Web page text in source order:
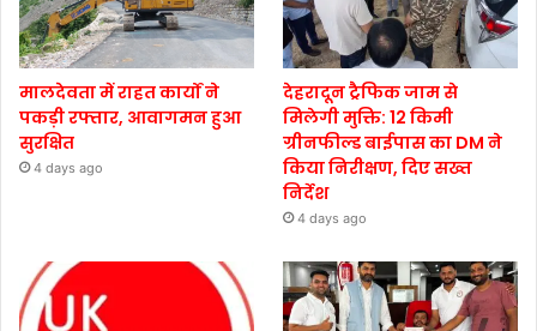
मालदेवता में राहत कार्यों ने
पकड़ी रफ्तार, आवागमन हुआ
सुरक्षित
4 days ago
देहरादून ट्रैफिक जाम से
मिलेगी मुक्ति: 12 किमी
ग्रीनफील्ड बाईपास का DM ने
किया निरीक्षण, दिए सख्त
निर्देश
4 days ago